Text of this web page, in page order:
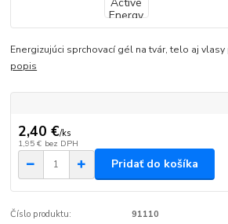
Energizujúci sprchovací gél na tvár, telo aj
popis
2,40 €/ks
1,95 € bez DPH
Pridať do košíka
Číslo produktu: 91110